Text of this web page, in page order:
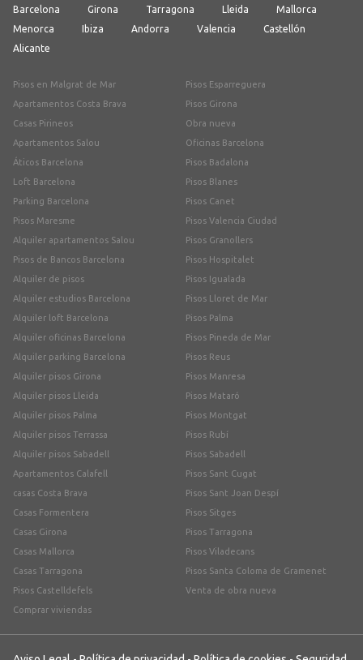
Barcelona Girona Tarragona Lleida
Mallorca
Menorca
Ibiza Andorra Valencia
Castellón
Alicante
Pisos en Malgrat de Mar
Apartamentos Costa Brava
Casas Pirineos
Apartamentos Salou
Áticos Barcelona
Loft Barcelona
Parking Barcelona
Pisos Maresme
Alquiler apartamentos Salou
Pisos de Bancos Barcelona
Alquiler de pisos
Alquiler estudios Barcelona
Alquiler loft Barcelona
Alquiler oficinas Barcelona
Alquiler parking Barcelona
Alquiler pisos Girona
Alquiler pisos Lleida
Alquiler pisos Palma
Alquiler pisos Terrassa
Alquiler pisos Sabadell
Apartamentos Calafell
casas Costa Brava
Casas Formentera
Casas Girona
Casas Mallorca
Casas Tarragona
Pisos Castelldefels
Comprar viviendas
Pisos Esparreguera
Pisos Girona
Obra nueva
Oficinas Barcelona
Pisos Badalona
Pisos Blanes
Pisos Canet
Pisos Valencia Ciudad
Pisos Granollers
Pisos Hospitalet
Pisos Igualada
Pisos Lloret de Mar
Pisos Palma
Pisos Pineda de Mar
Pisos Reus
Pisos Manresa
Pisos Mataró
Pisos Montgat
Pisos Rubí
Pisos Sabadell
Pisos Sant Cugat
Pisos Sant Joan Despí
Pisos Sitges
Pisos Tarragona
Pisos Viladecans
Pisos Santa Coloma de Gramenet
Venta de obra nueva